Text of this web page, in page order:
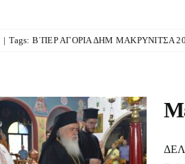
| Tags: Β΄ΠΕΡ ΑΓΟΡΙΑ ΔΗΜ ΜΑΚΡΥΝΙΤΣΑ